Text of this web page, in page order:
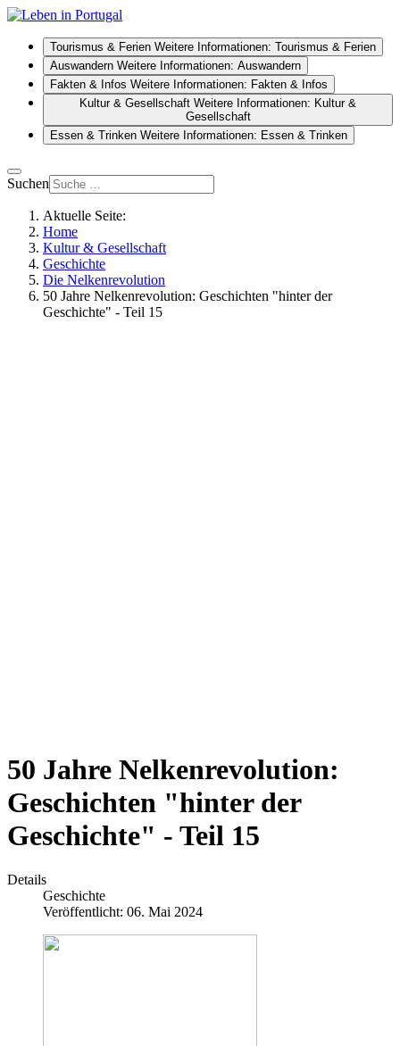
Tourismus & Ferien Weitere Informationen: Tourismus & Ferien
Auswandern Weitere Informationen: Auswandern
Fakten & Infos Weitere Informationen: Fakten & Infos
Kultur & Gesellschaft Weitere Informationen: Kultur &
Gesellschaft
Essen & Trinken Weitere Informationen: Essen & Trinken
Suchen
Aktuelle Seite:
Home
Kultur & Gesellschaft
Geschichte
Die Nelkenrevolution
50 Jahre Nelkenrevolution: Geschichten "hinter der
Geschichte" - Teil 15
50 Jahre Nelkenrevolution:
Geschichten "hinter der
Geschichte" - Teil 15
Details
Geschichte
Veröffentlicht: 06. Mai 2024